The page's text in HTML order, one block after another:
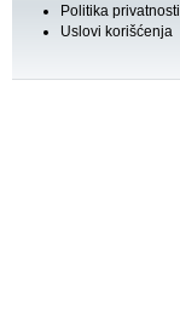
Politika privatnosti
Uslovi korišćenja